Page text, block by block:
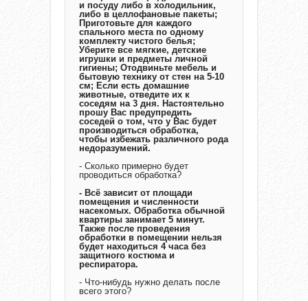
и посуду либо в холодильник,
либо в целлофановые пакеты;
Приготовьте для каждого
спального места по одному
комплекту чистого белья;
Уберите все мягкие, детские
игрушки и предметы личной
гигиены; Отодвиньте мебель и
бытовую технику от стен на 5-10
см; Если есть домашние
животные, отведите их к
соседям на 3 дня. Настоятельно
прошу Вас предупредить
соседей о том, что у Вас будет
производиться обработка,
чтобы избежать различного рода
недоразумений.
- Сколько примерно будет
проводиться обработка?
- Всё зависит от площади
помещения и численности
насекомых. Обработка обычной
квартиры занимает 5 минут.
Также после проведения
обработки в помещении нельзя
будет находиться 4 часа без
защитного костюма и
респиратора.
- Что-нибудь нужно делать после
всего этого?